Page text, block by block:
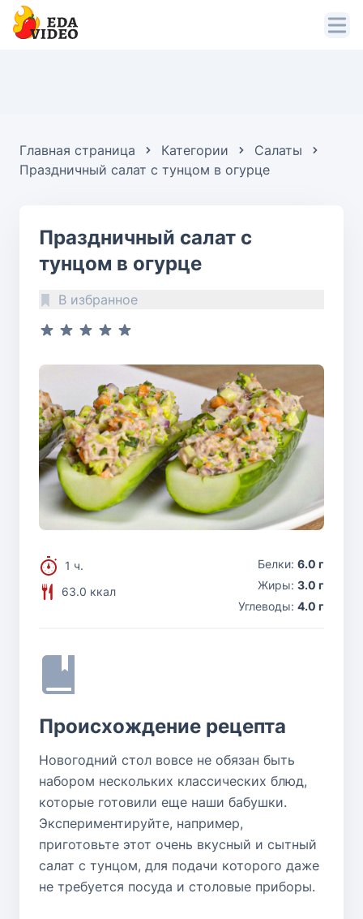
Главная страница Категории
Салаты
Праздничный салат с тунцом в огурце
Праздничный салат с
тунцом в огурце
В избранное
1 ч.
63.0 ккал
Белки: 6.0 г
Жиры: 3.0 г
Углеводы: 4.0 г
Происхождение рецепта
Новогодний стол вовсе не обязан быть
набором нескольких классических блюд,
которые готовили еще наши бабушки.
Экспериментируйте, например,
приготовьте этот очень вкусный и сытный
салат с тунцом, для подачи которого даже
не требуется посуда и столовые приборы.